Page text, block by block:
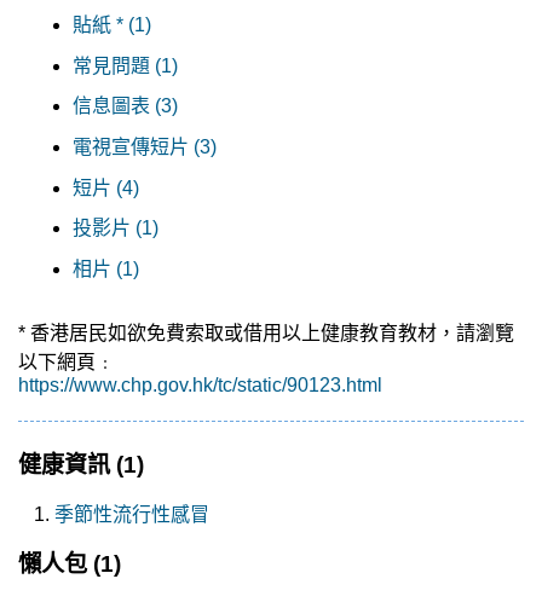
貼紙 * (1)
常見問題 (1)
信息圖表 (3)
電視宣傳短片 (3)
短片 (4)
投影片 (1)
相片 (1)
* 香港居民如欲免費索取或借用以上健康教育教材，請瀏覽
以下網頁﹕
https://www.chp.gov.hk/tc/static/90123.html
健康資訊 (1)
季節性流行性感冒
懶人包 (1)